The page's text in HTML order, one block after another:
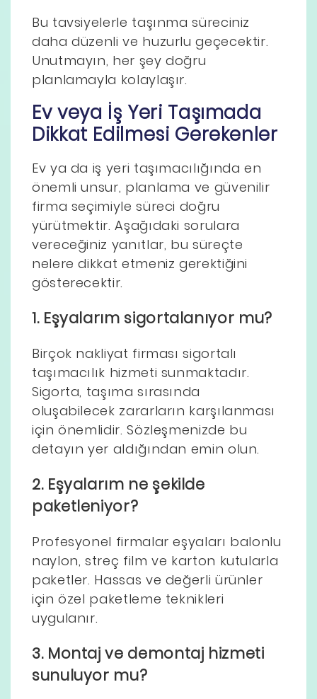
Bu tavsiyelerle taşınma süreciniz
daha düzenli ve huzurlu geçecektir.
Unutmayın, her şey doğru
planlamayla kolaylaşır.
Ev veya İş Yeri Taşımada
Dikkat Edilmesi Gerekenler
Ev ya da iş yeri taşımacılığında en
önemli unsur, planlama ve güvenilir
firma seçimiyle süreci doğru
yürütmektir. Aşağıdaki sorulara
vereceğiniz yanıtlar, bu süreçte
nelere dikkat etmeniz gerektiğini
gösterecektir.
1. Eşyalarım sigortalanıyor mu?
Birçok nakliyat firması sigortalı
taşımacılık hizmeti sunmaktadır.
Sigorta, taşıma sırasında
oluşabilecek zararların karşılanması
için önemlidir. Sözleşmenizde bu
detayın yer aldığından emin olun.
2. Eşyalarım ne şekilde
paketleniyor?
Profesyonel firmalar eşyaları balonlu
naylon, streç film ve karton kutularla
paketler. Hassas ve değerli ürünler
için özel paketleme teknikleri
uygulanır.
3. Montaj ve demontaj hizmeti
sunuluyor mu?